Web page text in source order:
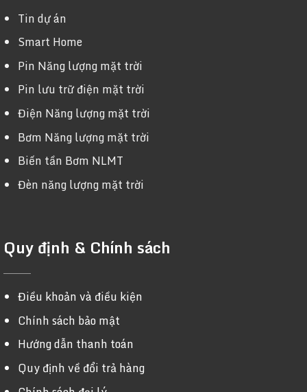
Tin dự án
Smart Home
Pin Năng lượng mặt trời
Pin lưu trữ điện mặt trời
Điện Năng lượng mặt trời
Bơm Năng lượng mặt trời
Biến tần Bơm NLMT
Đèn năng lượng mặt trời
Quy định & Chính sách
Điều khoản và điều kiện
Chính sách bảo mật
Hướng dẫn thanh toán
Quy định về đổi trả hàng